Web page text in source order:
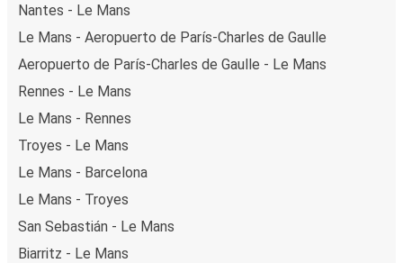
Nantes - Le Mans
Le Mans - Aeropuerto de París-Charles de Gaulle
Aeropuerto de París-Charles de Gaulle - Le Mans
Rennes - Le Mans
Le Mans - Rennes
Troyes - Le Mans
Le Mans - Barcelona
Le Mans - Troyes
San Sebastián - Le Mans
Biarritz - Le Mans